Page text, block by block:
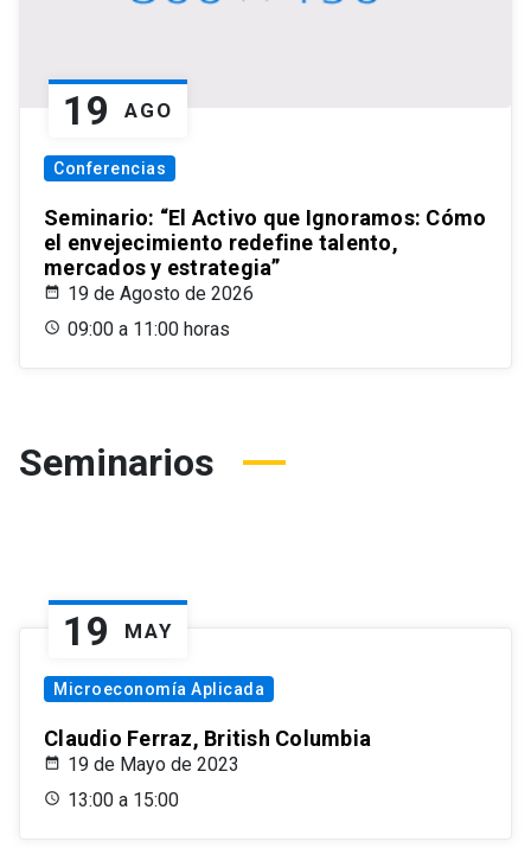
19 AGO
Conferencias
Seminario: “El Activo que Ignoramos: Cómo
el envejecimiento redefine talento,
mercados y estrategia”
19 de Agosto de 2026
09:00 a 11:00 horas
Seminarios
19 MAY
Microeconomía Aplicada
Claudio Ferraz, British Columbia
19 de Mayo de 2023
13:00 a 15:00